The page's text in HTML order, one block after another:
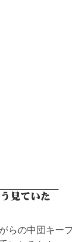
の中団キープ